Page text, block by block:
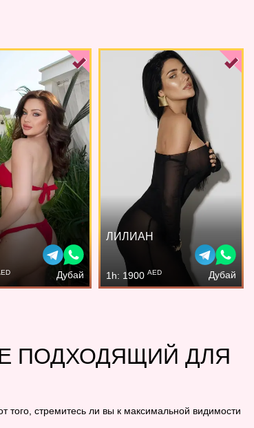
Дубай
ЛИЛИАН
1h: 1900AED Дубай
ПОДХОДЯЩИЙ ДЛЯ
стремитесь ли вы к максимальной видимости